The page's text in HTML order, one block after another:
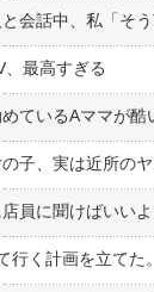
最高すぎる
ているAママが
子、実は近所の